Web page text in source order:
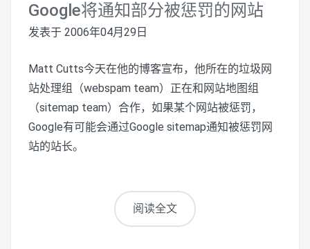
Google将通知部分被惩罚的网站
发表于 2006年04月29日
Matt Cutts今天在他的博客宣布，他所在的垃圾网
站处理组（webspam team）正在和网站地图组
（sitemap team）合作，如果某个网站被惩罚，
Google有可能会通过Google sitemap通知被惩罚网
站的站长。
阅读全文